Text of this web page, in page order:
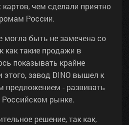
чем сделали приятно
России.
могла быть не замечена со
как такие продажи в
показывать крайне
этого, завод DINO вышел к
- развивать
рынке.
решение, так как,